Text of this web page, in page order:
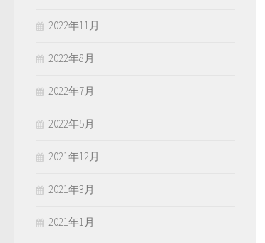
2022年11月
2022年8月
2022年7月
2022年5月
2021年12月
2021年3月
2021年1月